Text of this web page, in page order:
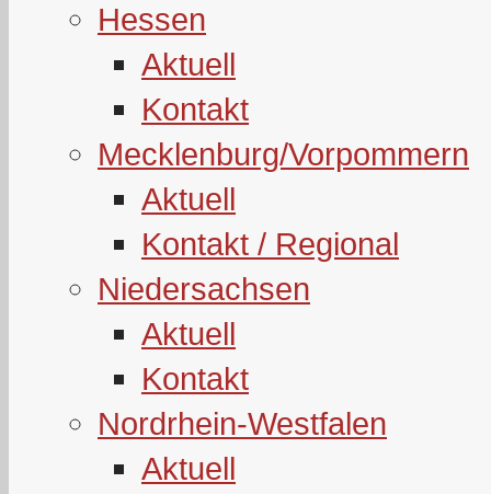
Hessen
Aktuell
Kontakt
Mecklenburg/Vorpommern
Aktuell
Kontakt / Regional
Niedersachsen
Aktuell
Kontakt
Nordrhein-Westfalen
Aktuell